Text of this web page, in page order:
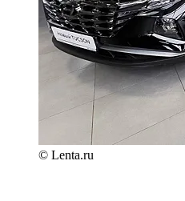
© Lenta.ru